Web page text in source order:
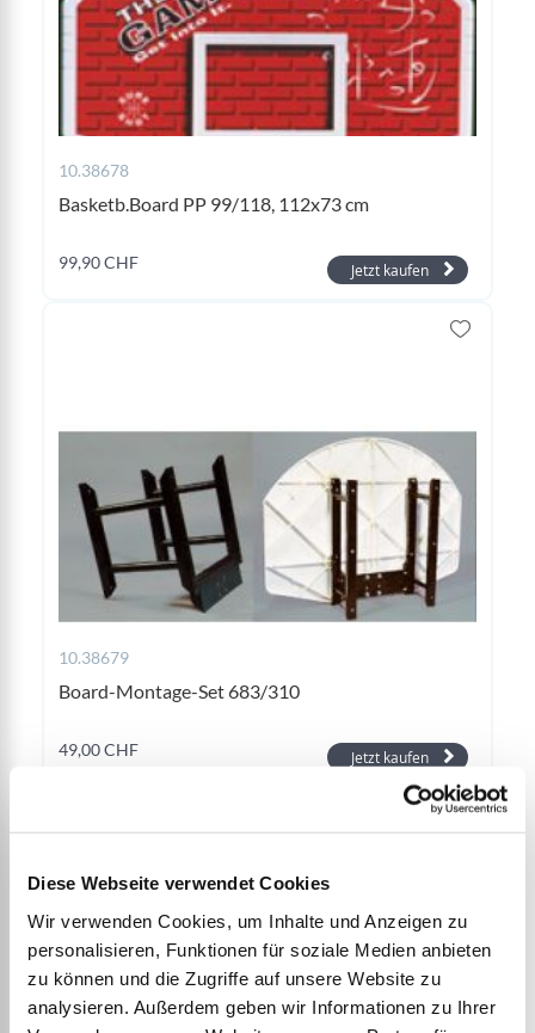
Diese Webseite verwendet Cookies
Wir verwenden Cookies, um Inhalte und Anzeigen zu
personalisieren, Funktionen für soziale Medien anbieten
zu können und die Zugriffe auf unsere Website zu
analysieren. Außerdem geben wir Informationen zu Ihrer
10.38678
Basketb.Board PP 99/118, 112x73 cm
99,90 CHF Jetzt kaufen
10.38679
Board-Montage-Set 683/310
49,00 CHF Jetzt kaufen